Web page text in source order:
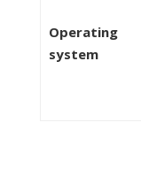
Operating
system